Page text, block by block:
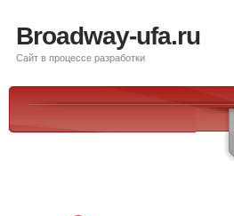
Broadway-ufa.ru
Сайт в процессе разработки